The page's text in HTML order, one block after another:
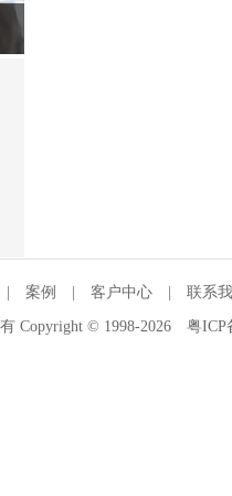
案例 客户中心 联系
Copyright © 1998-2026 粤ICP